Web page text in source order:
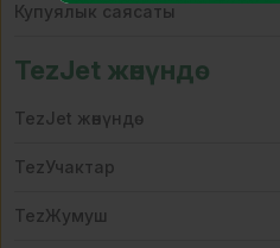
Купуялык саясаты
TezJet жөнүндө
TezJet жөнүндө
TezУчактар
TezЖумуш